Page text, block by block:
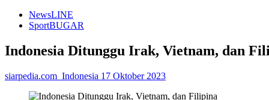
NewsLINE
SportBUGAR
Indonesia Ditunggu Irak, Vietnam, dan
siarpedia.com_Indonesia 17 Oktober 2023